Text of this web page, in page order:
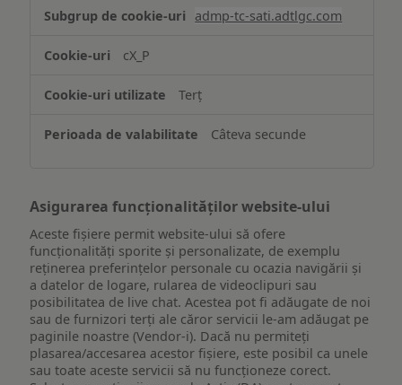
și/sau
informațiilor
pe
dispozitiv
admp-tc-sati.adtlgc.com
cX_P
Terț
Câteva secunde
Asigurarea funcționalităților website-ului
Aceste fișiere permit website-ului să ofere
funcționalități sporite și personalizate, de exemplu
reţinerea preferinţelor personale cu ocazia navigării și
a datelor de logare, rularea de videoclipuri sau
posibilitatea de live chat. Acestea pot fi adăugate de noi
sau de furnizori terți ale căror servicii le-am adăugat pe
paginile noastre (Vendor-i). Dacă nu permiteți
plasarea/accesarea acestor fișiere, este posibil ca unele
sau toate aceste servicii să nu funcționeze corect.